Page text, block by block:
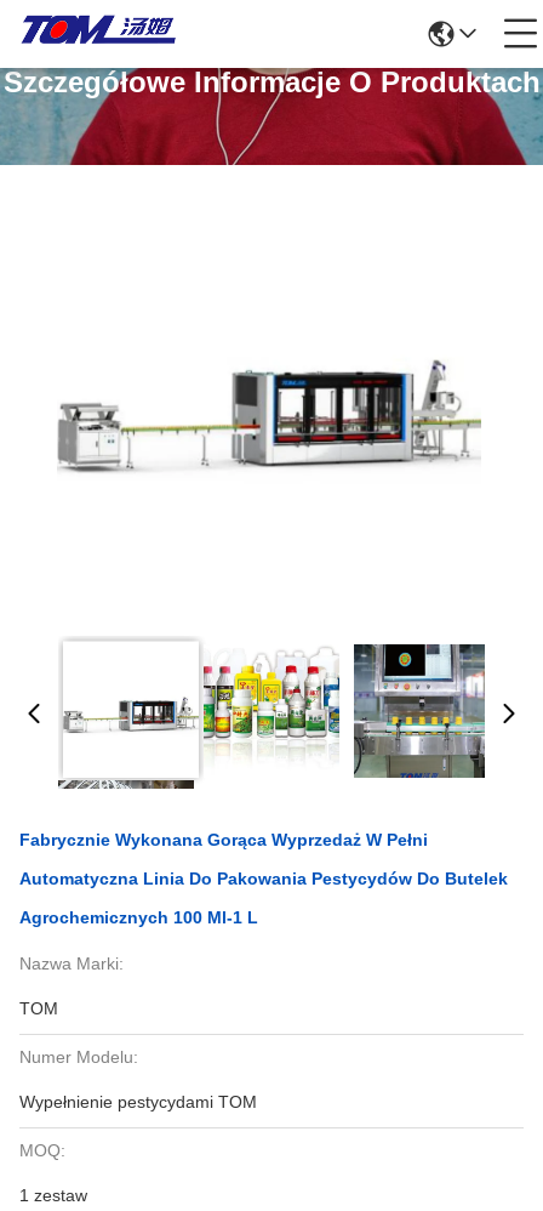
Szczegółowe Informacje O Produktach
Fabrycznie Wykonana Gorąca Wyprzedaż W Pełni
Automatyczna Linia Do Pakowania Pestycydów Do Butelek
Agrochemicznych 100 Ml-1 L
Nazwa Marki:
TOM
Numer Modelu:
Wypełnienie pestycydami TOM
MOQ:
1 zestaw